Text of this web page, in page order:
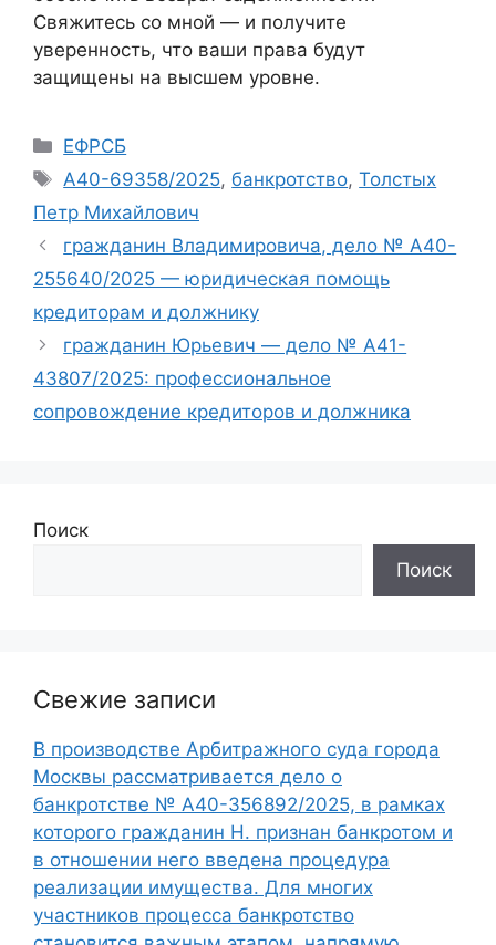
Свяжитесь со мной — и получите
уверенность, что ваши права будут
защищены на высшем уровне.
Рубрики
ЕФРСБ
Метки
А40-69358/2025,банкротство,Толстых
Петр Михайлович
гражданин Владимировича, дело № А40-
255640/2025 — юридическая помощь
кредиторам и должнику
гражданин Юрьевич — дело № А41-
43807/2025: профессиональное
сопровождение кредиторов и должника
Поиск
Поиск
Свежие записи
В производстве Арбитражного суда города
Москвы рассматривается дело о
банкротстве № А40-356892/2025, в рамках
которого гражданин Н. признан банкротом и
в отношении него введена процедура
реализации имущества. Для многих
участников процесса банкротство